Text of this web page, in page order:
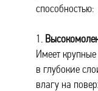
способностью:
1.
Имеет
в глубокие
влагу на